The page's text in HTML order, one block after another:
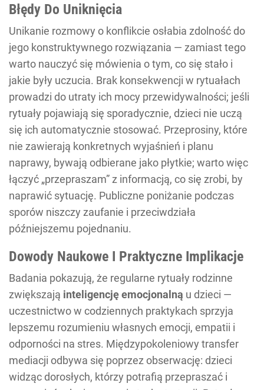
Błędy Do Uniknięcia
Unikanie rozmowy o konflikcie osłabia zdolność do
jego konstruktywnego rozwiązania — zamiast tego
warto nauczyć się mówienia o tym, co się stało i
jakie były uczucia. Brak konsekwencji w rytuałach
prowadzi do utraty ich mocy przewidywalności; jeśli
rytuały pojawiają się sporadycznie, dzieci nie uczą
się ich automatycznie stosować. Przeprosiny, które
nie zawierają konkretnych wyjaśnień i planu
naprawy, bywają odbierane jako płytkie; warto więc
łączyć „przepraszam” z informacją, co się zrobi, by
naprawić sytuację. Publiczne poniżanie podczas
sporów niszczy zaufanie i przeciwdziała
późniejszemu pojednaniu.
Dowody Naukowe I Praktyczne Implikacje
Badania pokazują, że regularne rytuały rodzinne
zwiększają inteligencję emocjonalną u dzieci —
uczestnictwo w codziennych praktykach sprzyja
lepszemu rozumieniu własnych emocji, empatii i
odporności na stres. Międzypokoleniowy transfer
mediacji odbywa się poprzez obserwację: dzieci
widząc dorosłych, którzy potrafią przepraszać i